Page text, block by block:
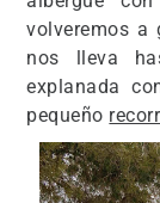
volveremos a
nos lleva
explanada
pequeño